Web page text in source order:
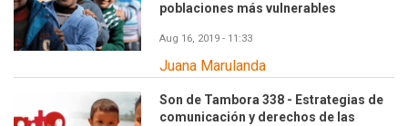
poblaciones más vulnerables
Aug 16, 2019 - 11:33
Juana Marulanda
Son de Tambora 338 - Estrategias de
comunicación y derechos de las